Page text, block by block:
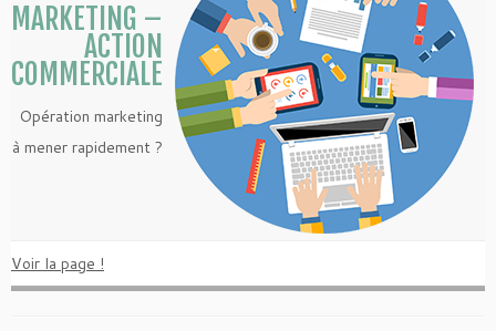
MARKETING –
ACTION
COMMERCIALE
Opération marketing
à mener rapidement ?
Voir la page !